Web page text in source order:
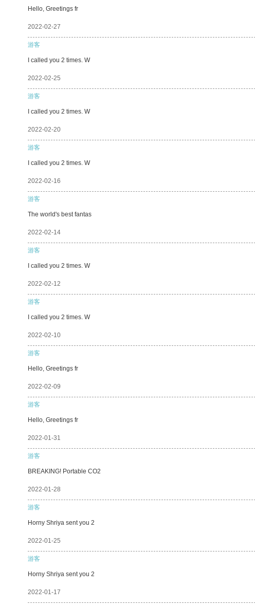
Hello, Greetings fr
2022-02-27
游客
I called you 2 times. W
2022-02-25
游客
I called you 2 times. W
2022-02-20
游客
I called you 2 times. W
2022-02-16
游客
The world's best fantas
2022-02-14
游客
I called you 2 times. W
2022-02-12
游客
I called you 2 times. W
2022-02-10
游客
Hello, Greetings fr
2022-02-09
游客
Hello, Greetings fr
2022-01-31
游客
BREAKING! Portable CO2
2022-01-28
游客
Horny Shriya sent you 2
2022-01-25
游客
Horny Shriya sent you 2
2022-01-17